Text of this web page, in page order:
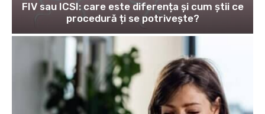
FIV sau ICSI: care este diferența și cum știi ce
procedură ți se potrivește?